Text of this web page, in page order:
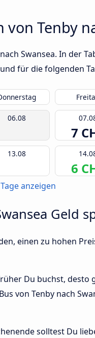
Tenby
Swansea. In der
und für die folgenden
06.08
7
13.08
6
anzeigen
Geld
einen zu hohen
Du buchst,
von Tenby nach
solltest Du